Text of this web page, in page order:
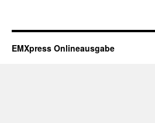
EMXpress Onlineausgabe